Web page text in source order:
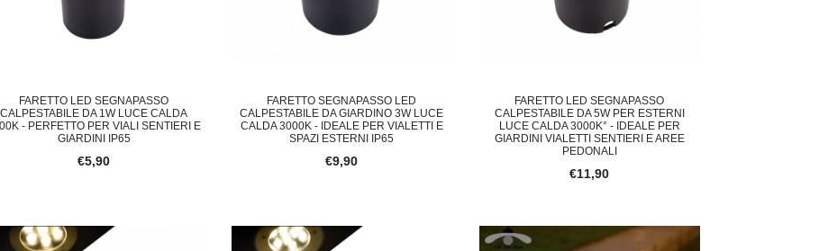
FARETTO LED SEGNAPASSO
CALPESTABILE DA 1W LUCE CALDA
- PERFETTO PER VIALI SENTIERI E
GIARDINI IP65
€5,90
FARETTO SEGNAPASSO LED
CALPESTABILE DA GIARDINO 3W LUCE
CALDA 3000K - IDEALE PER VIALETTI E
SPAZI ESTERNI IP65
€9,90
FARETTO LED SEGNAPASSO
CALPESTABILE DA 5W PER ESTERNI
LUCE CALDA 3000K° - IDEALE PER
GIARDINI VIALETTI SENTIERI E AREE
PEDONALI
€11,90